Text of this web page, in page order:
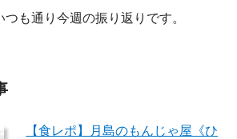
も通り今週の振り返りです。
【食レポ】月島のもんじゃ屋《ひ